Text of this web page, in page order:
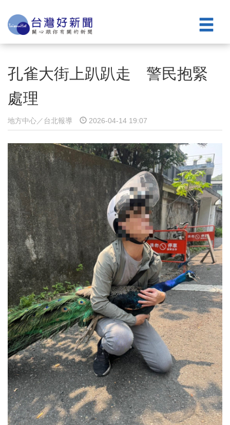
孔雀大街上趴趴走 警民抱緊
處理
地方中心／台北報導 2026-04-14 19:07